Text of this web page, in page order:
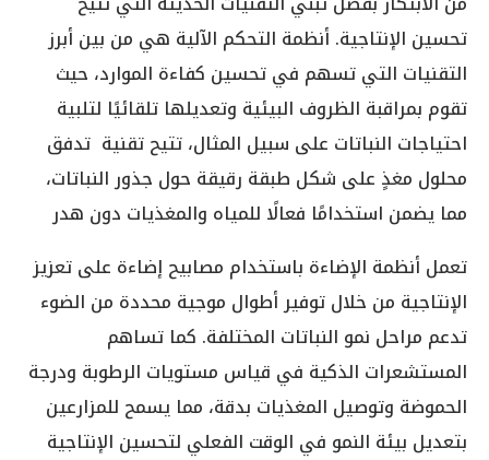
تحسين الإنتاجية. أنظمة التحكم الآلية هي من بين أبرز
التقنيات التي تسهم في تحسين كفاءة الموارد، حيث
تقوم بمراقبة الظروف البيئية وتعديلها تلقائيًا لتلبية
احتياجات النباتات على سبيل المثال، تتيح تقنية تدفق
محلول مغذٍ على شكل طبقة رقيقة حول جذور النباتات،
مما يضمن استخدامًا فعالًا للمياه والمغذيات دون هدر
تعمل أنظمة الإضاءة باستخدام مصابيح إضاءة على تعزيز
الإنتاجية من خلال توفير أطوال موجية محددة من الضوء
تدعم مراحل نمو النباتات المختلفة. كما تساهم
المستشعرات الذكية في قياس مستويات الرطوبة ودرجة
الحموضة وتوصيل المغذيات بدقة، مما يسمح للمزارعين
بتعديل بيئة النمو في الوقت الفعلي لتحسين الإنتاجية